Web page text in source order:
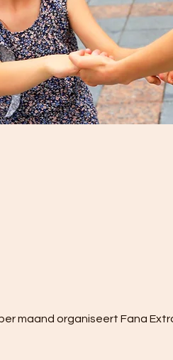
maand organiseert Fana